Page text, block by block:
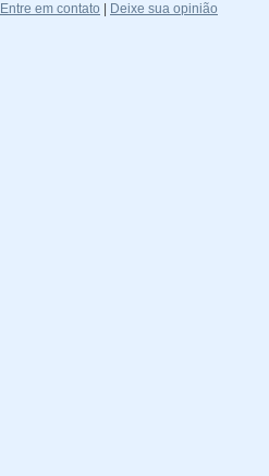
Entre em contato
Deixe sua opinião